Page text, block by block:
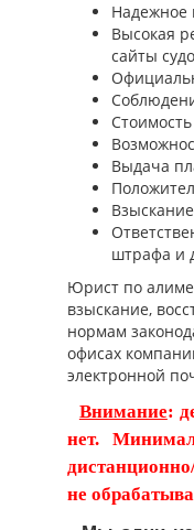
Надежное
Высокая
сайты
Выдача
штрафа и
Юрист по
взыскание,
нормам
офисах
электронной
Внимание:
нет.
не